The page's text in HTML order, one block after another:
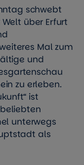
schwebt
über Erfurt
Mal zum
und
zu erleben.
ist
beliebten
unterwegs
als